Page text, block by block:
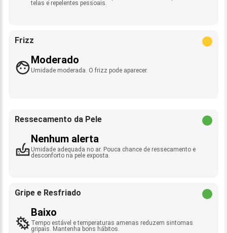
telas e repelentes pessoais.
Frizz
Moderado
Umidade moderada. O frizz pode aparecer.
Ressecamento da Pele
Nenhum alerta
Umidade adequada no ar. Pouca chance de ressecamento e
desconforto na pele exposta.
Gripe e Resfriado
Baixo
Tempo estável e temperaturas amenas reduzem sintomas
gripais. Mantenha bons hábitos.